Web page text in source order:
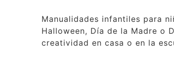
Manualidades infantiles para
Halloween, Día de la Madre o
creatividad en casa o en la